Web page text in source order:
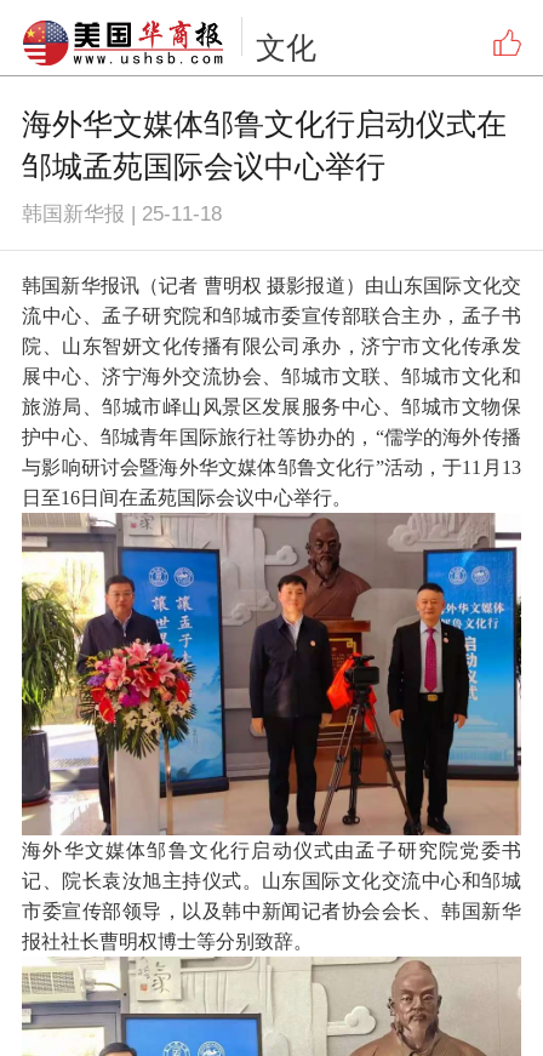
文化
海外华文媒体邹鲁文化行启动仪式在
邹城孟苑国际会议中心举行
韩国新华报 | 25-11-18
韩国新华报讯（记者 曹明权 摄影报道）由山东国际文化交
流中心、孟子研究院和邹城市委宣传部联合主办，孟子书
院、山东智妍文化传播有限公司承办，济宁市文化传承发
展中心、济宁海外交流协会、邹城市文联、邹城市文化和
旅游局、邹城市峄山风景区发展服务中心、邹城市文物保
护中心、邹城青年国际旅行社等协办的，“儒学的海外传播
与影响研讨会暨海外华文媒体邹鲁文化行”活动，于11月13
日至16日间在孟苑国际会议中心举行。
海外华文媒体邹鲁文化行启动仪式由孟子研究院党委书
记、院长袁汝旭主持仪式。山东国际文化交流中心和邹城
市委宣传部领导，以及韩中新闻记者协会会长、韩国新华
报社社长曹明权博士等分别致辞。